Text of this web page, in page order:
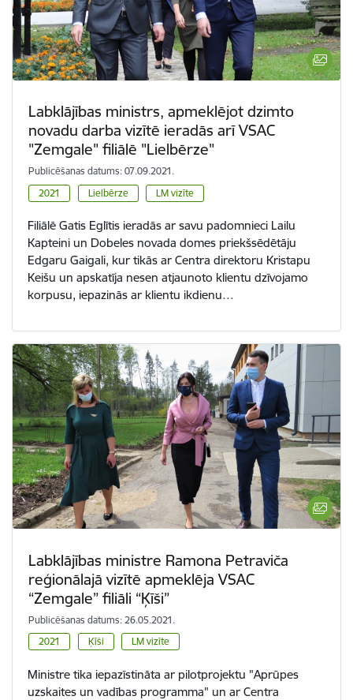
Labklājības ministrs, apmeklējot dzimto
novadu darba vizītē ieradās arī VSAC
"Zemgale" filiālē "Lielbērze"
Publicēšanas datums: 07.09.2021.
2021
Lielbērze LM vizīte
Filiālē Gatis Eglītis ieradās ar savu padomnieci Lailu
Kapteini un Dobeles novada domes priekšsēdētāju
Edgaru Gaigali, kur tikās ar Centra direktoru Kristapu
Keišu un apskatīja nesen atjaunoto klientu dzīvojamo
korpusu, iepazinās ar klientu ikdienu…
Labklājības ministre Ramona Petraviča
reģionālajā vizītē apmeklēja VSAC
“Zemgale” filiāli “Ķīši”
Publicēšanas datums: 26.05.2021.
2021
Ķīši LM vizīte
Ministre tika iepazīstināta ar pilotprojektu "Aprūpes
uzskaites un vadības programma" un ar Centra